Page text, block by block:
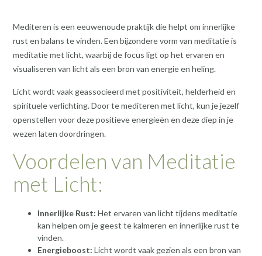
Mediteren is een eeuwenoude praktijk die helpt om innerlijke
rust en balans te vinden. Een bijzondere vorm van meditatie is
meditatie met licht, waarbij de focus ligt op het ervaren en
visualiseren van licht als een bron van energie en heling.
Licht wordt vaak geassocieerd met positiviteit, helderheid en
spirituele verlichting. Door te mediteren met licht, kun je jezelf
openstellen voor deze positieve energieën en deze diep in je
wezen laten doordringen.
Voordelen van Meditatie
met Licht:
Innerlijke Rust: Het ervaren van licht tijdens meditatie
kan helpen om je geest te kalmeren en innerlijke rust te
vinden.
Energieboost: Licht wordt vaak gezien als een bron van